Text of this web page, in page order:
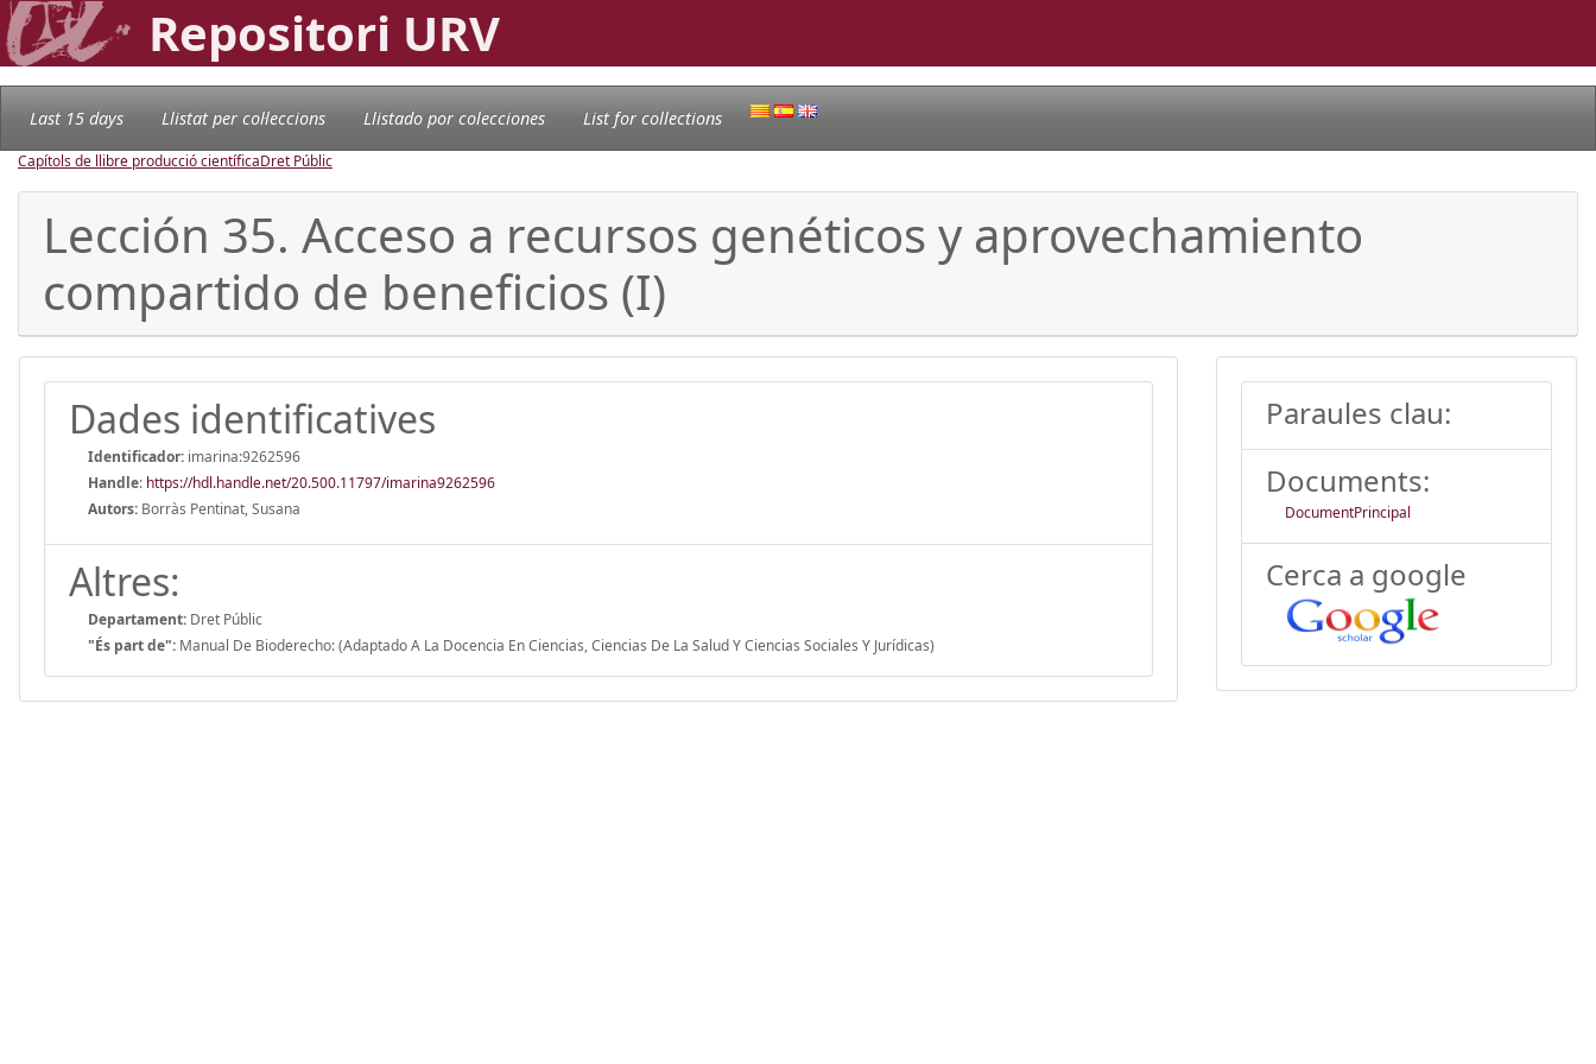
Repositori URV
Last 15 days Llistat per col·leccions Llistado por colecciones List for collections
Capítols de llibre producció científicaDret Públic
Lección 35. Acceso a recursos genéticos y aprovechamiento
compartido de beneficios (I)
Dades identificatives
Identificador: imarina:9262596
Handle: https://hdl.handle.net/20.500.11797/imarina9262596
Autors: Borràs Pentinat, Susana
Altres:
Departament: Dret Públic
"És part de": Manual De Bioderecho: (Adaptado A La Docencia En Ciencias, Ciencias De La Salud Y Ciencias Sociales Y Jurídicas)
Paraules clau:
Documents:
DocumentPrincipal
Cerca a google